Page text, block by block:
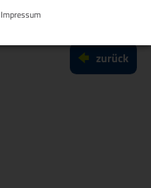
zurück
Impressum